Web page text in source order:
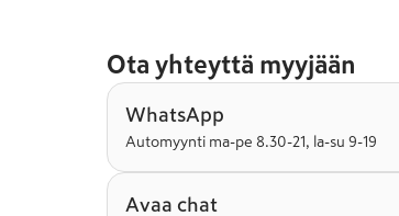
Ota yhteyttä myyjään
WhatsApp
Automyynti ma-pe 8.30-21, la-su 9-19
Avaa chat